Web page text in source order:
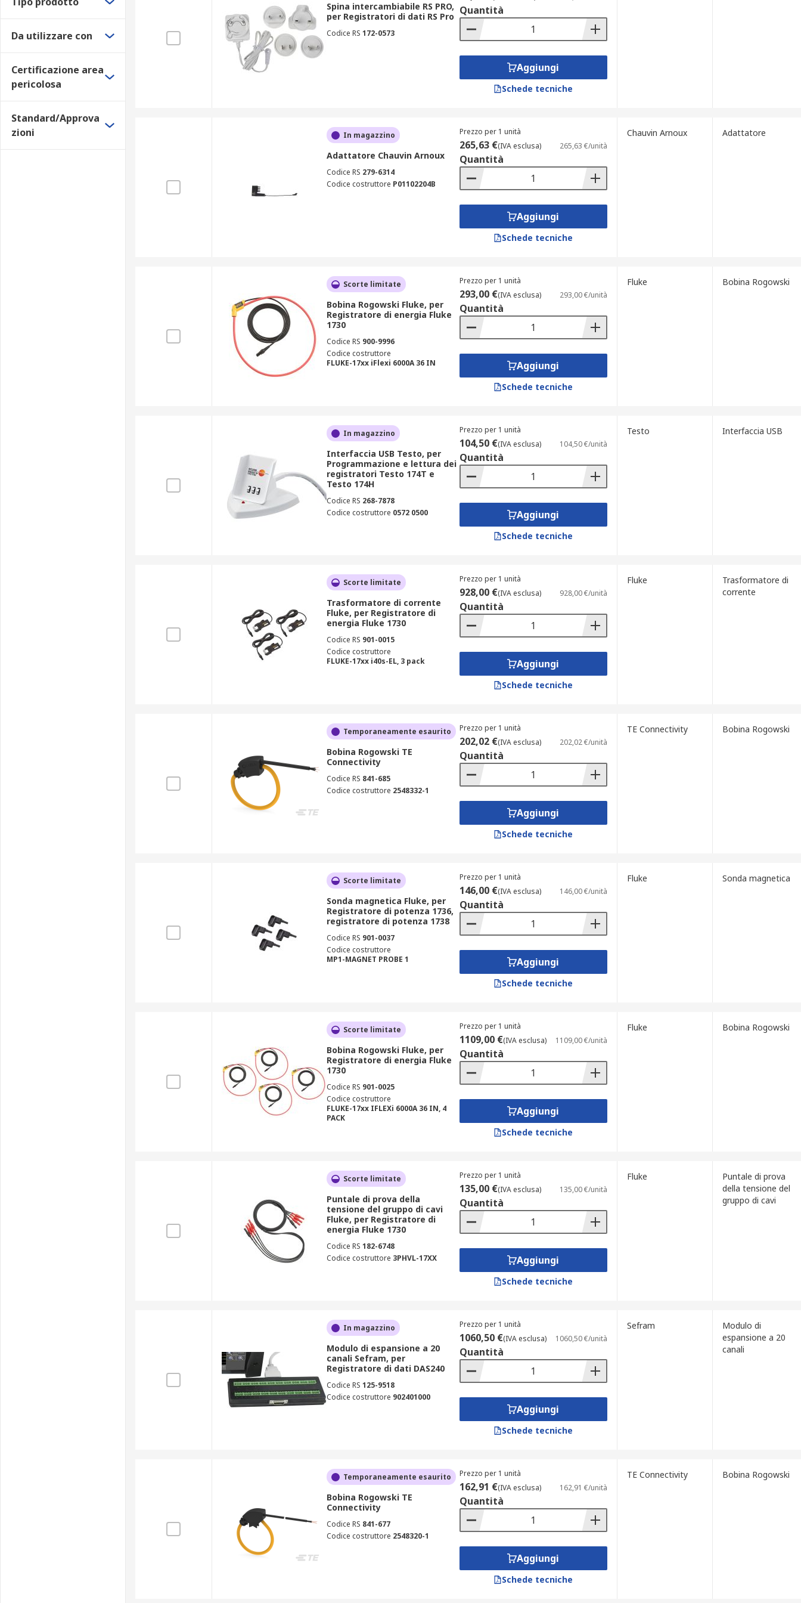
software
custodie protettive
multiplexer
Altri tipi di accessori per registratori dati di uso comune comprendono:
sonde e sensori, per acquisire informazioni reali come la temperatura e l'umidità
dispositivi di fissaggio e rispettivi accessori, come ad esempio morsetti
Da utilizzare con
Certificazione area
pericolosa
Standard/Approva
zioni
Spina intercambiabile RS PRO,
per Registratori di dati RS Pro
Codice RS 172-0573
Quantità
Aggiungi
Schede tecniche
In magazzino
Adattatore Chauvin Arnoux
Codice RS 279-6314
Codice costruttore P01102204B
Prezzo per 1 unità
265,63 €(IVA esclusa) 265,63 €/unità
Quantità
Aggiungi
Schede tecniche
Chauvin Arnoux Adattatore
Scorte limitate
Bobina Rogowski Fluke, per
Registratore di energia Fluke
1730
Codice RS 900-9996
Codice costruttore
FLUKE-17xx iFlexi 6000A 36 IN
Prezzo per 1 unità
293,00 €(IVA esclusa) 293,00 €/unità
Quantità
Aggiungi
Schede tecniche
Fluke Bobina Rogowski
In magazzino
Interfaccia USB Testo, per
Programmazione e lettura dei
registratori Testo 174T e
Testo 174H
Codice RS 268-7878
Codice costruttore 0572 0500
Prezzo per 1 unità
104,50 €(IVA esclusa) 104,50 €/unità
Quantità
Aggiungi
Schede tecniche
Testo Interfaccia USB
Scorte limitate
Trasformatore di corrente
Fluke, per Registratore di
energia Fluke 1730
Codice RS 901-0015
Codice costruttore
FLUKE-17xx i40s-EL, 3 pack
Prezzo per 1 unità
928,00 €(IVA esclusa) 928,00 €/unità
Quantità
Aggiungi
Schede tecniche
Fluke
Trasformatore di
corrente
Temporaneamente esaurito
Bobina Rogowski TE
Connectivity
Codice RS 841-685
Codice costruttore 2548332-1
Prezzo per 1 unità
202,02 €(IVA esclusa) 202,02 €/unità
Quantità
Aggiungi
Schede tecniche
TE Connectivity Bobina Rogowski
Scorte limitate
Sonda magnetica Fluke, per
Registratore di potenza 1736,
registratore di potenza 1738
Codice RS 901-0037
Codice costruttore
MP1-MAGNET PROBE 1
Prezzo per 1 unità
146,00 €(IVA esclusa) 146,00 €/unità
Quantità
Aggiungi
Schede tecniche
Fluke Sonda magnetica
Scorte limitate
Bobina Rogowski Fluke, per
Registratore di energia Fluke
1730
Codice RS 901-0025
Codice costruttore
FLUKE-17xx IFLEXi 6000A 36 IN, 4
PACK
Prezzo per 1 unità
1109,00 €(IVA esclusa) 1109,00 €/unità
Quantità
Aggiungi
Schede tecniche
Fluke Bobina Rogowski
Scorte limitate
Puntale di prova della
tensione del gruppo di cavi
Fluke, per Registratore di
energia Fluke 1730
Codice RS 182-6748
Codice costruttore 3PHVL-17XX
Prezzo per 1 unità
135,00 €(IVA esclusa) 135,00 €/unità
Quantità
Aggiungi
Schede tecniche
Fluke
Puntale di prova
della tensione del
gruppo di cavi
In magazzino
Modulo di espansione a 20
canali Sefram, per
Registratore di dati DAS240
Codice RS 125-9518
Codice costruttore 902401000
Prezzo per 1 unità
1060,50 €(IVA esclusa) 1060,50 €/unità
Quantità
Aggiungi
Schede tecniche
Sefram
Modulo di
espansione a 20
canali
Temporaneamente esaurito
Bobina Rogowski TE
Connectivity
Codice RS 841-677
Codice costruttore 2548320-1
Prezzo per 1 unità
162,91 €(IVA esclusa) 162,91 €/unità
Quantità
Aggiungi
Schede tecniche
TE Connectivity Bobina Rogowski